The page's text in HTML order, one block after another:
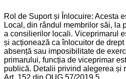
Rol de Suport și Înlocuire: Acesta
Local, din rândul membrilor săi, la
a consilierilor locali. Viceprimarul
și acționează ca înlocuitor de
absență sau imposibilitate de
primarului, funcția de viceprimar
publică. Detalii privind alegerea și